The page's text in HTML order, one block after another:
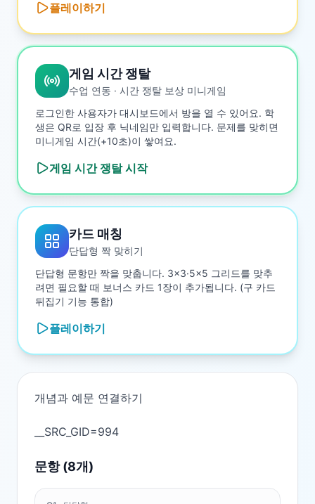
플레이하기
게임 시간 쟁탈
수업 연동 · 시간 쟁탈 보상 미니게임
로그인한 사용자가 대시보드에서 방을 열 수 있어요. 학
생은 QR로 입장 후 닉네임만 입력합니다. 문제를 맞히면
미니게임 시간(+10초)이 쌓여요.
게임 시간 쟁탈시작
카드 매칭
단답형 짝 맞히기
단답형 문항만 짝을 맞춥니다. 3×3·5×5 그리드를 맞추
려면 필요할 때 보너스 카드 1장이 추가됩니다. (구 카드
뒤집기 기능 통합)
플레이하기
개념과 예문 연결하기
문항 (8개)